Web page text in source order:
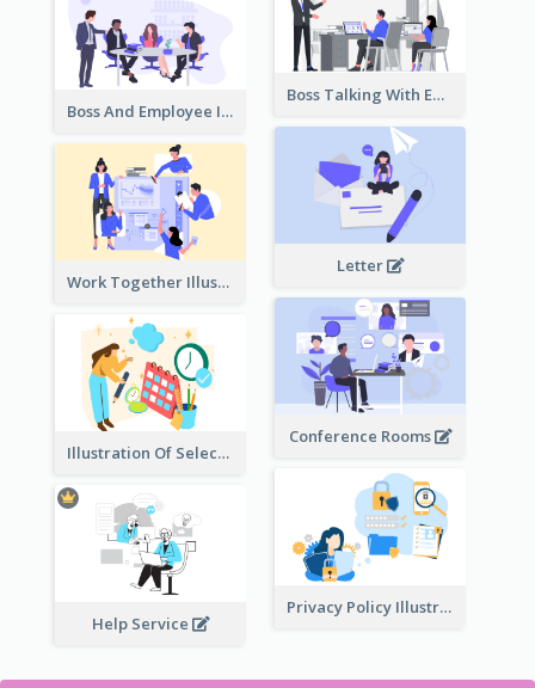
Boss Talking With Employee Illustration
Boss And Employee Illustration
Letter
Work Together Illustration
Conference Rooms
Illustration Of Select Date & Time
Privacy Policy Illustration
Help Service